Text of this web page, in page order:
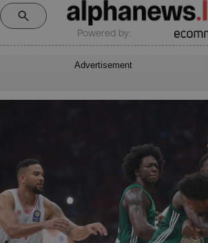
Powered by:
Advertisement